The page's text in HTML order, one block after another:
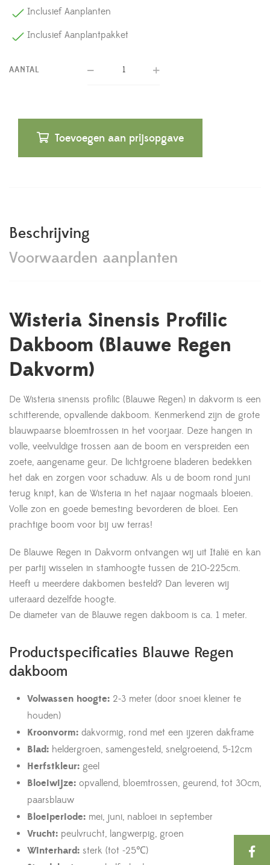
Inclusief Aanplanten
Inclusief Aanplantpakket
AANTAL
Toevoegen aan prijsopgave
Beschrijving
Voorwaarden aanplanten
Wisteria Sinensis Profilic
Dakboom (Blauwe Regen
Dakvorm)
De Wisteria sinensis profilic (Blauwe Regen) in dakvorm is een
schitterende, opvallende dakboom. Kenmerkend zijn de grote
blauwpaarse bloemtrossen in het voorjaar. Deze hangen in
volle, veelvuldige trossen aan de boom en verspreiden een
zoete, aangename geur. De lichtgroene bladeren bedekken
het dak en zorgen voor schaduw. Als u de boom rond juni
terug knipt, kan de Wisteria in het najaar nogmaals bloeien.
Volle zon en goede bemesting bevorderen de bloei. Een
prachtige boom voor bij uw terras!
De Blauwe Regen in Dakvorm ontvangen wij uit Italië en kan
per partij wisselen in stamhoogte tussen de 210-225cm.
Heeft u meerdere dakbomen besteld? Dan leveren wij
uiteraard dezelfde hoogte.
De diameter van de Blauwe regen dakboom is ca. 1 meter.
Productspecificaties Blauwe Regen
dakboom
Volwassen hoogte: 2-3 meter (door snoei kleiner te
houden)
Kroonvorm: dakvormig, rond met een ijzeren dakframe
Blad: heldergroen, samengesteld, snelgroeiend, 5-12cm
Herfstkleur: geel
Bloeiwijze: opvallend, bloemtrossen, geurend, tot 30cm,
paarsblauw
Bloeiperiode: mei, juni, nabloei in september
Vrucht: peulvrucht, langwerpig, groen
Winterhard: sterk (tot -25℃)